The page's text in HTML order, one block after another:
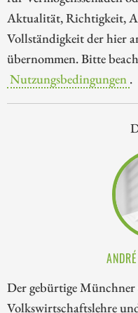
Aktualität, Richtigkeit,
Vollständigkeit der hier
übernommen. Bitte
Nutzungsbedingungen .
Der gebürtige Münchner
Volkswirtschaftslehre